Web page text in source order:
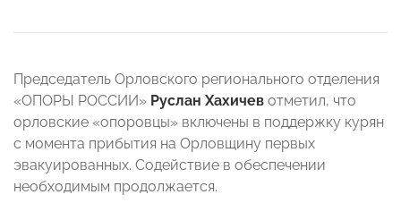
Председатель Орловского регионального отделения
«ОПОРЫ РОССИИ» Руслан Хахичев отметил, что
орловские «опоровцы» включены в поддержку курян
с момента прибытия на Орловщину первых
эвакуированных. Содействие в обеспечении
необходимым продолжается.